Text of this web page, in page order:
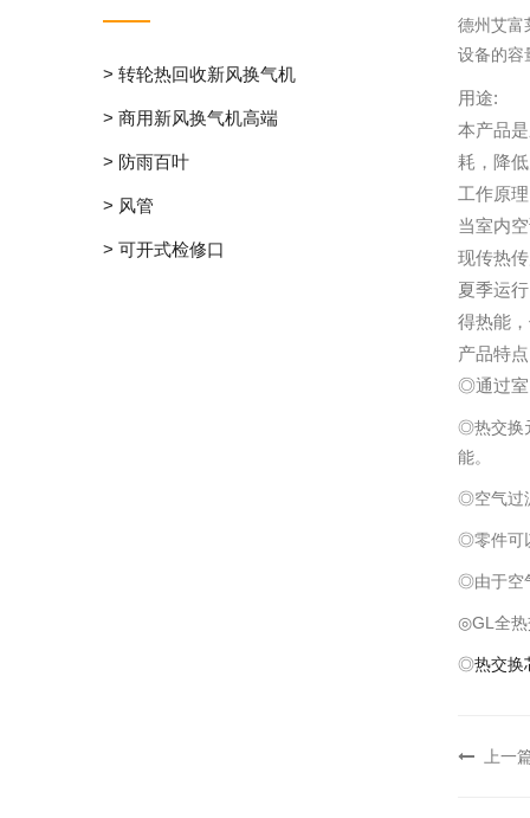
德州艾富
设备的容
用途:
本产品
耗，降
工作原
当室内
现传热
夏季运
得热能
产品特
◎通过室
◎热交换
能。
◎空气过
◎零件可
◎由于空
◎GL全热
◎热交换
上一
> 转轮热回收新风换气机
> 商用新风换气机高端
> 防雨百叶
> 风管
> 可开式检修口